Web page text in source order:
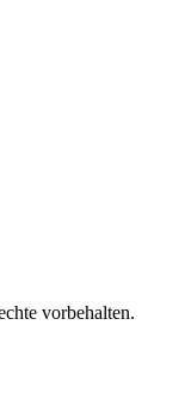
vorbehalten.